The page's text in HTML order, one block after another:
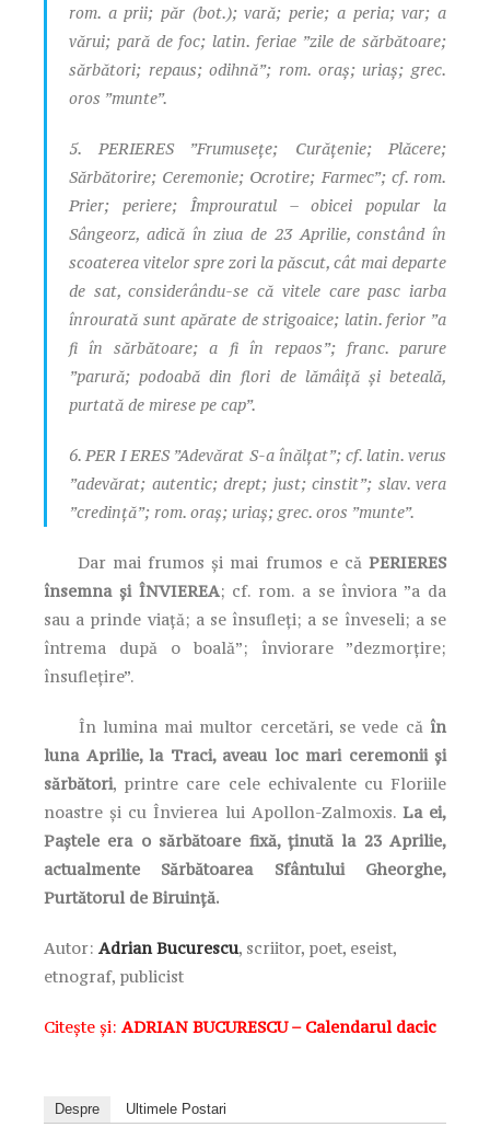
rom. a prii; păr (bot.); vară; perie; a peria; var; a
vărui; pară de foc; latin. feriae ”zile de sărbătoare;
sărbători; repaus; odihnă”; rom. oraș; uriaș; grec.
oros ”munte”.
5. PERIERES ”Frumusețe; Curățenie; Plăcere;
Sărbătorire; Ceremonie; Ocrotire; Farmec”; cf. rom.
Prier; periere; Împrouratul – obicei popular la
Sângeorz, adică în ziua de 23 Aprilie, constând în
scoaterea vitelor spre zori la păscut, cât mai departe
de sat, considerându-se că vitele care pasc iarba
înrourată sunt apărate de strigoaice; latin. ferior ”a
fi în sărbătoare; a fi în repaos”; franc. parure
”parură; podoabă din flori de lămâiță și beteală,
purtată de mirese pe cap”.
6. PER I ERES ”Adevărat S-a înălțat”; cf. latin. verus
”adevărat; autentic; drept; just; cinstit”; slav. vera
”credință”; rom. oraș; uriaș; grec. oros ”munte”.
Dar mai frumos și mai frumos e că PERIERES
însemna și ÎNVIEREA; cf. rom. a se înviora ”a da
sau a prinde viață; a se însufleți; a se înveseli; a se
întrema după o boală”; înviorare ”dezmorțire;
însuflețire”.
În lumina mai multor cercetări, se vede că în
luna Aprilie, la Traci, aveau loc mari ceremonii și
sărbători, printre care cele echivalente cu Floriile
noastre și cu Învierea lui Apollon-Zalmoxis. La ei,
Paștele era o sărbătoare fixă, ținută la 23 Aprilie,
actualmente Sărbătoarea Sfântului Gheorghe,
Purtătorul de Biruință.
Autor: Adrian Bucurescu, scriitor, poet, eseist,
etnograf, publicist
Citește și: ADRIAN BUCURESCU – Calendarul dacic
Despre Ultimele Postari